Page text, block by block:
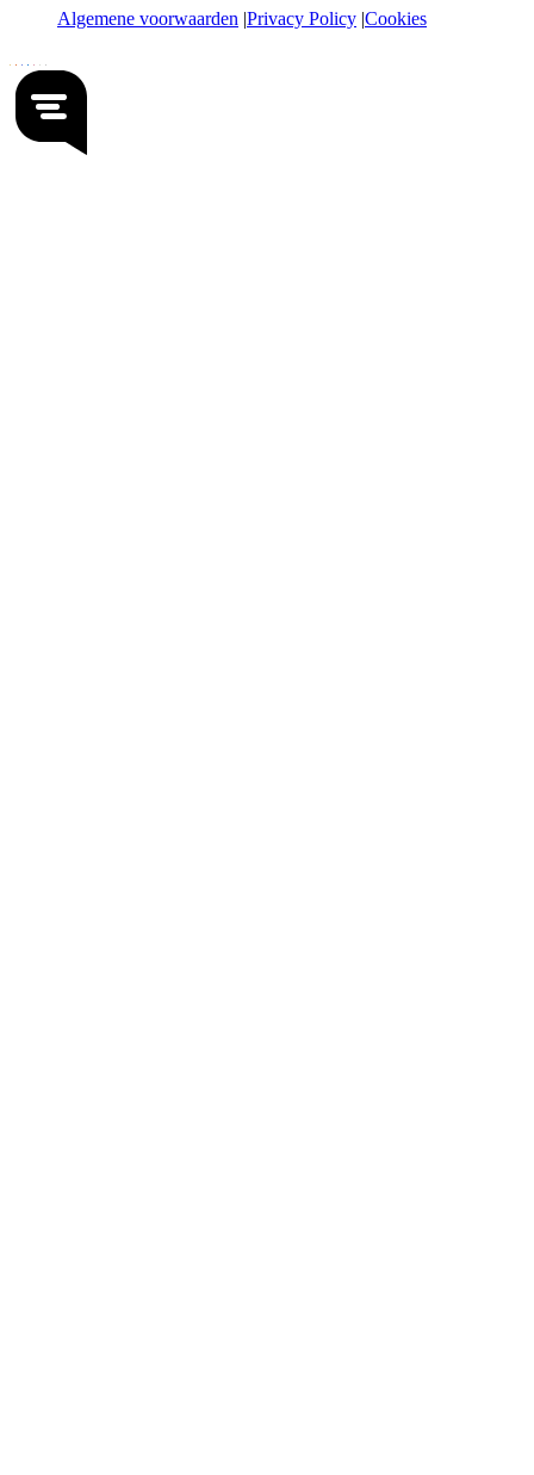
Algemene voorwaarden Privacy Policy Cookies